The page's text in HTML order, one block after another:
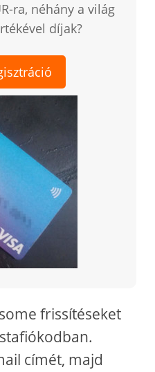
ra, néhány a világ
díjak?
frissítéseket
címét, majd